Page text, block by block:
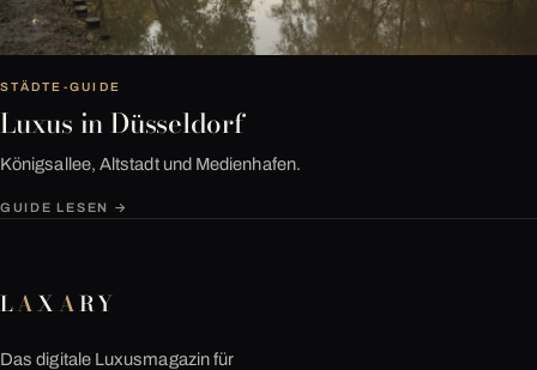
STÄDTE-GUIDE
Luxus in Düsseldorf
Königsallee, Altstadt und Medienhafen.
GUIDE LESEN →
LAXARY
Das digitale Luxusmagazin für